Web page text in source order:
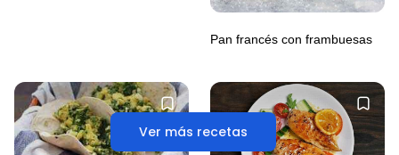
Ver más recetas
Pan francés con frambuesas